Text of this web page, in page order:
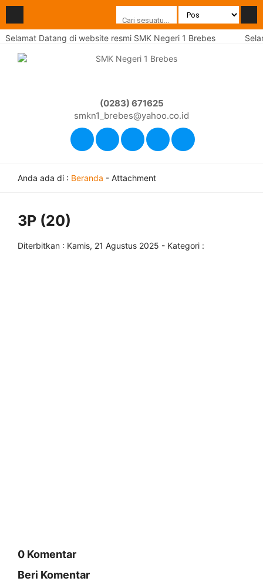
Selamat Datang di website resmi SMK Negeri 1 Brebes
(0283) 671625
smkn1_brebes@yahoo.co.id
Anda ada di : Beranda - Attachment
3P (20)
Diterbitkan : Kamis, 21 Agustus 2025 - Kategori :
0 Komentar
Beri Komentar